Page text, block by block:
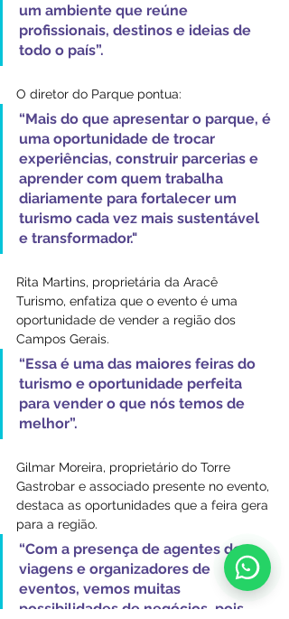
um ambiente que reúne
profissionais, destinos e ideias de
todo o país”.
O diretor do Parque pontua:
“Mais do que apresentar o parque, é
uma oportunidade de trocar
experiências, construir parcerias e
aprender com quem trabalha
diariamente para fortalecer um
turismo cada vez mais sustentável
e transformador."
Rita Martins, proprietária da Aracê
Turismo, enfatiza que o evento é uma
oportunidade de vender a região dos
Campos Gerais.
“Essa é uma das maiores feiras do
turismo e oportunidade perfeita
para vender o que nós temos de
melhor”.
Gilmar Moreira, proprietário do Torre
Gastrobar e associado presente no evento,
destaca as oportunidades que a feira gera
para a região.
“Com a presença de agentes de
viagens e organizadores de
eventos, vemos muitas
possibilidades de negócios, pois